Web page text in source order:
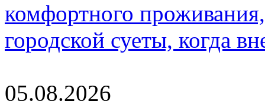
комфортного
городской суеты, когда
05.08.2026